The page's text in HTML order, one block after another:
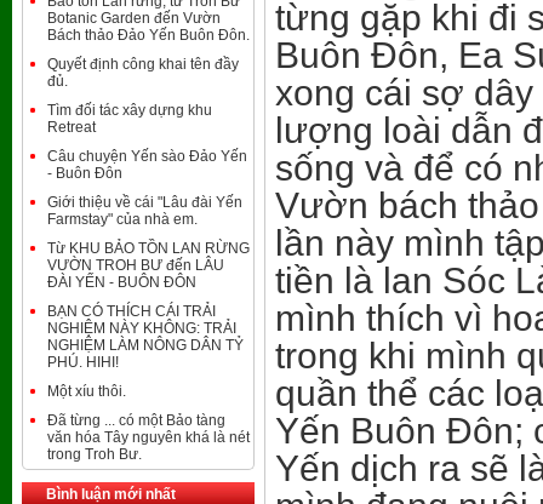
Botanic Garden đến Vườn
Bách thảo Đảo Yến Buôn Đôn.
Quyết định công khai tên đầy
đủ.
Tìm đối tác xây dựng khu
Retreat
Câu chuyện Yến sào Đảo Yến
- Buôn Đôn
Giới thiệu về cái "Lâu đài Yến
Farmstay" của nhà em.
Từ KHU BẢO TỒN LAN RỪNG
VƯỜN TROH BƯ đến LÂU
ĐÀI YẾN - BUÔN ĐÔN
BẠN CÓ THÍCH CÁI TRẢI
NGHIỆM NÀY KHÔNG: TRẢI
NGHIỆM LÀM NÔNG DÂN TỶ
PHÚ. HIHI!
Một xíu thôi.
Đã từng ... có một Bảo tàng
văn hóa Tây nguyên khá là nét
trong Troh Bư.
Bình luận mới nhất
từng gặp khi đi
Buôn Đôn, Ea
xong cái sợ
lượng loài dẫn
sống và để có
Vườn bách
lần này mình
tiền là lan Sóc
mình thích vì
trong khi mình
quần thể các
Yến Buôn Đôn;
Yến dịch ra sẽ